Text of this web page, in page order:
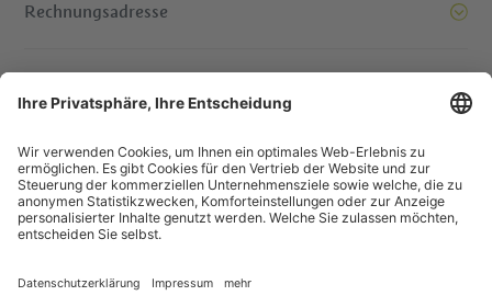
Rechnungsadresse
Bereit, Berge zu versetzen. Kontaktieren Sie uns!
© IDM Südtirol - Alto Adige Jobs
Impressum